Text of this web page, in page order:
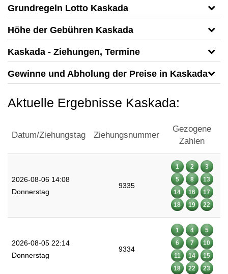
Grundregeln Lotto Kaskada
Höhe der Gebühren Kaskada
Kaskada - Ziehungen, Termine
Gewinne und Abholung der Preise in Kaskada
Aktuelle Ergebnisse Kaskada:
Datum/Ziehungstag Ziehungsnummer
Gezogene
Zahlen
2026-08-06 14:08
Donnerstag
9335
1 2
3
5
8
13
14
16
17
18
19 22
2026-08-05 22:14
Donnerstag
9334
1 4
5
6
7
10
11
14
15
18
22 23